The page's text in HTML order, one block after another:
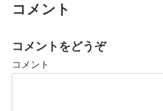
コメント
コメントをどうぞ
コメント